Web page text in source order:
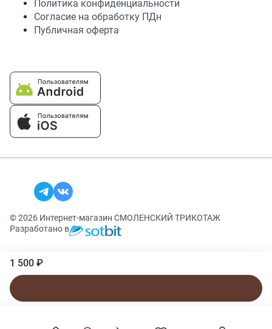
1 500 ₽
Политика конфиденциальности
Согласие на обработку ПДн
Публичная оферта
© 2026 Интернет-магазин СМОЛЕНСКИЙ ТРИКОТАЖ
Разработано в